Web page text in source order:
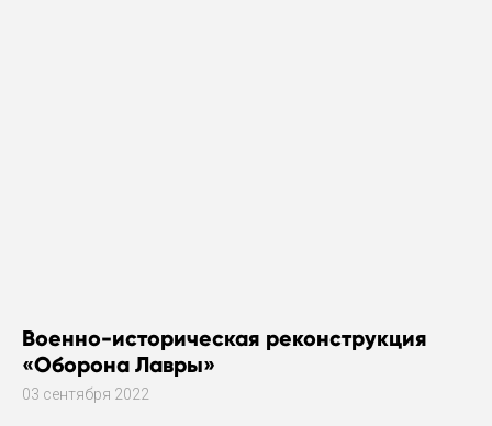
Военно-историческая реконструкция
«Оборона Лавры»
03 сентября 2022